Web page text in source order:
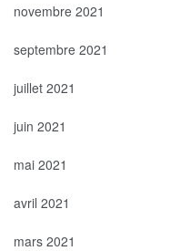
novembre 2021
septembre 2021
juillet 2021
juin 2021
mai 2021
avril 2021
mars 2021